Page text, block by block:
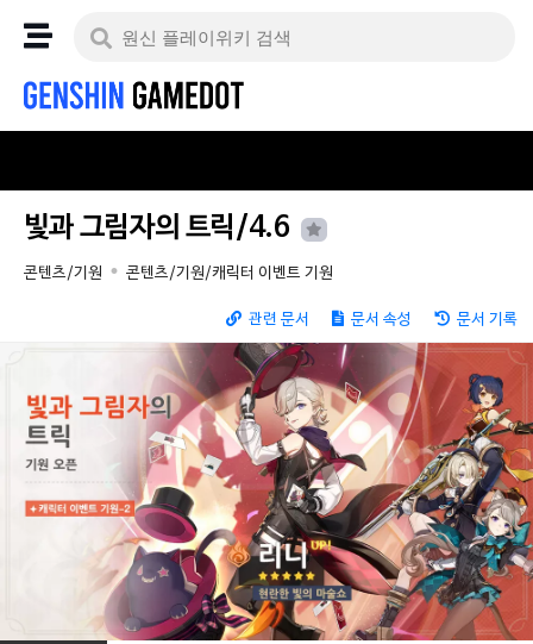
빛과 그림자의 트릭/4.6
콘텐츠/기원 콘텐츠/기원/캐릭터 이벤트 기원
관련 문서 문서 속성 문서 기록